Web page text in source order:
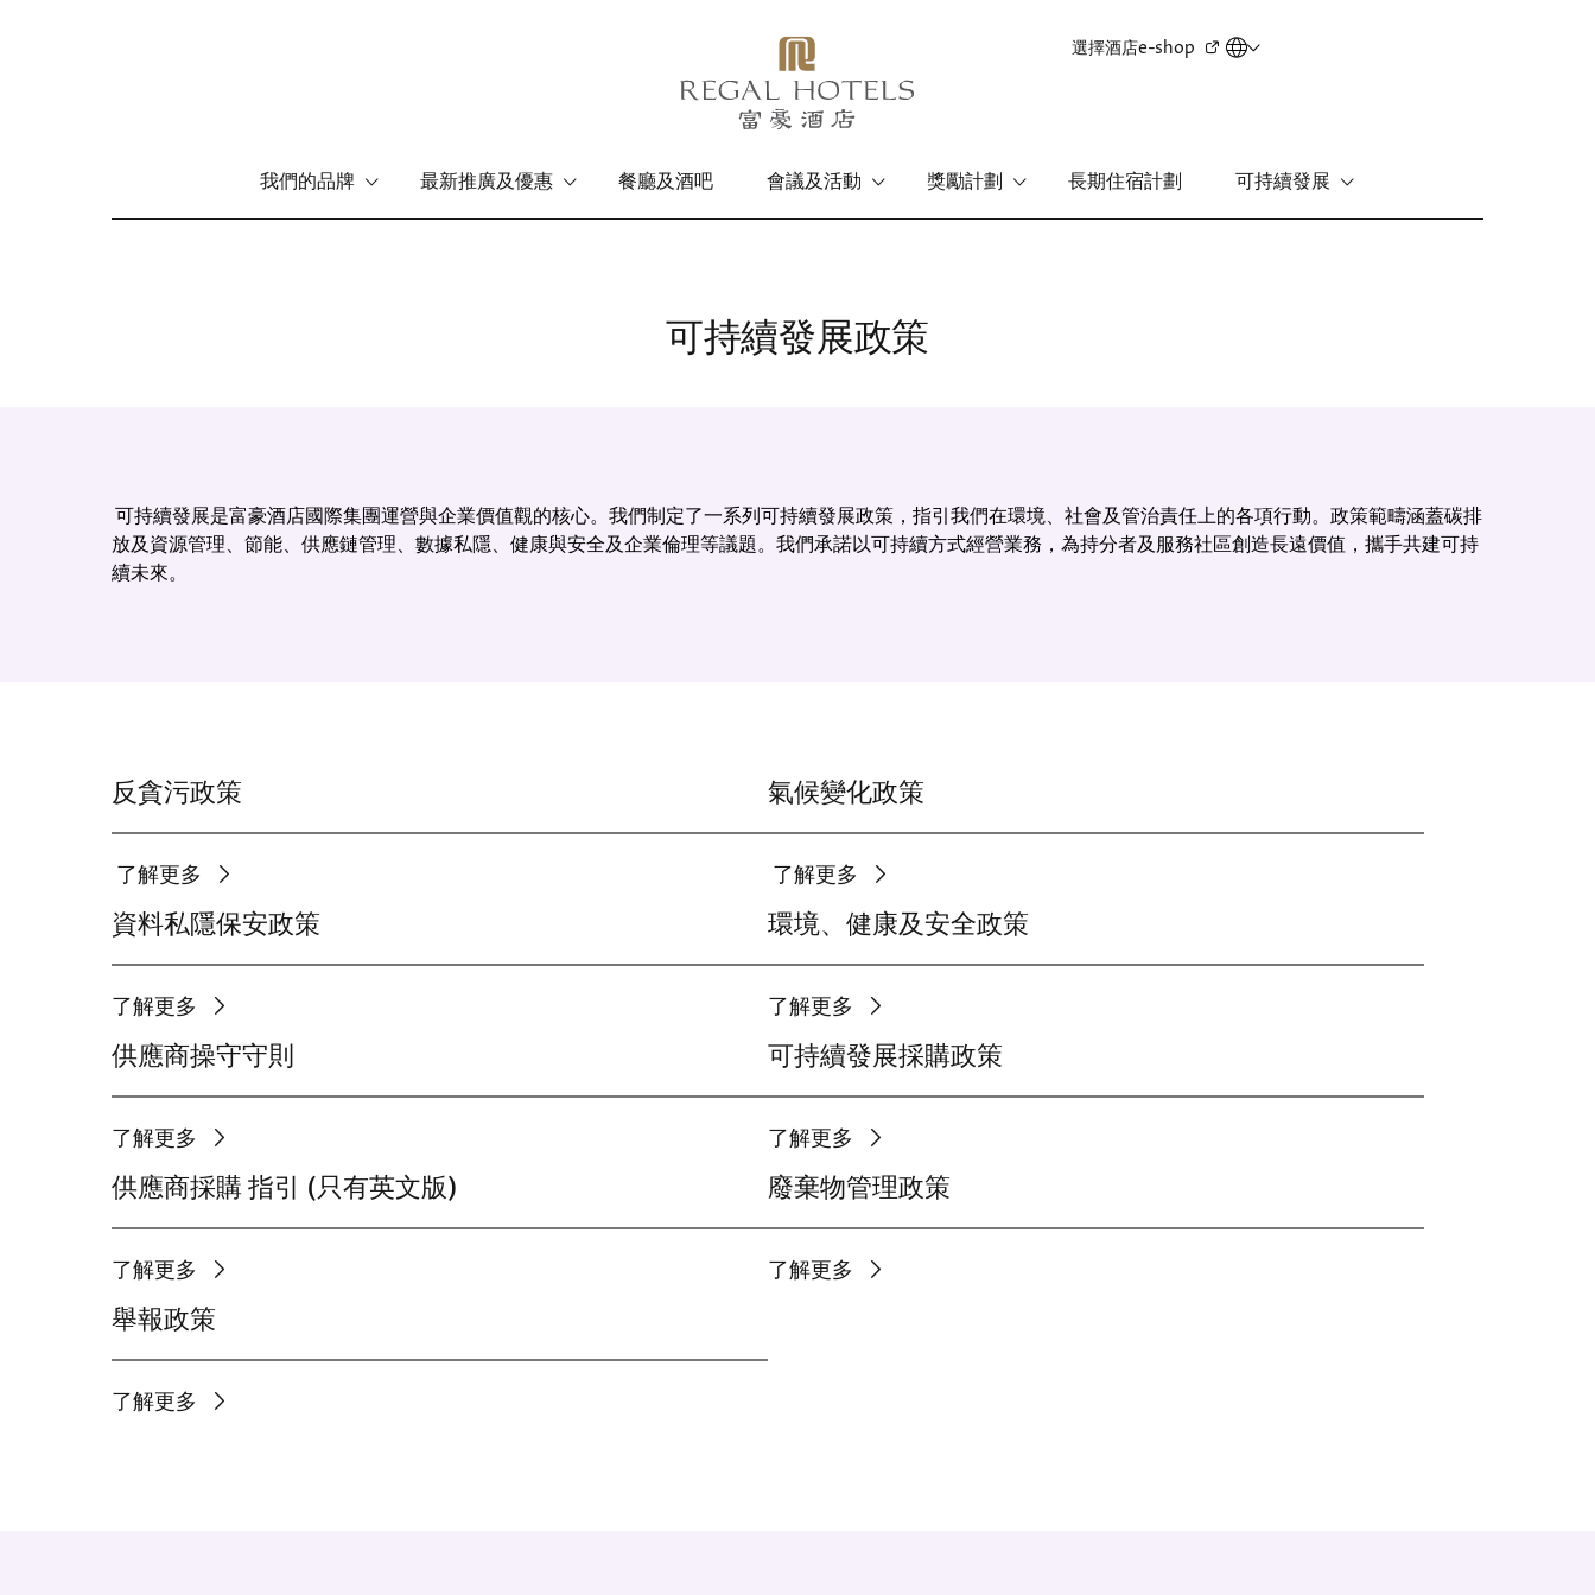
Secondary
選擇酒店e-shop
menu
我們的品牌 最新推廣及優惠 餐廳及酒吧 會議及活動 獎勵計劃 長期住宿計劃 可持續發展
可持續發展政策
可持續發展是富豪酒店國際集團運營與企業價值觀的核心。我們制定了一系列可持續發展政策，指引我們在環境、社會及管治責任上的各項行動。政策範疇涵蓋碳排
放及資源管理、節能、供應鏈管理、數據私隱、健康與安全及企業倫理等議題。我們承諾以可持續方式經營業務，為持分者及服務社區創造長遠價值，攜手共建可持
續未來。
反貪污政策
了解更多
氣候變化政策
了解更多
資料私隱保安政策
了解更多
環境、健康及安全政策
了解更多
供應商操守守則
了解更多
可持續發展採購政策
了解更多
供應商採購 指引 (只有英文版)
了解更多
廢棄物管理政策
了解更多
舉報政策
了解更多